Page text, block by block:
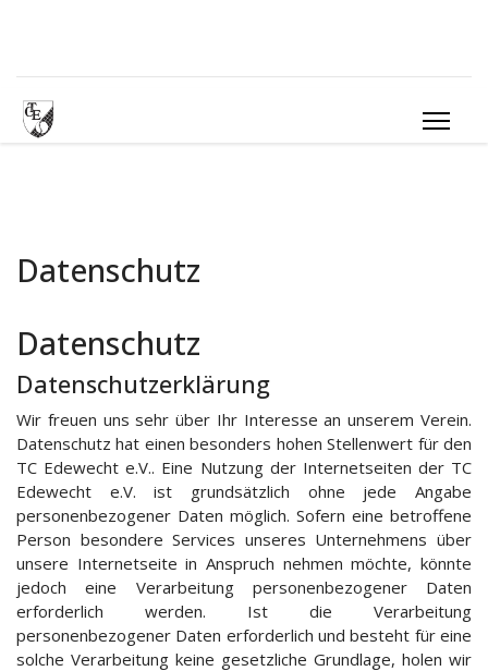
Datenschutz
Datenschutz
Datenschutzerklärung
Wir freuen uns sehr über Ihr Interesse an unserem Verein.
Datenschutz hat einen besonders hohen Stellenwert für den
TC Edewecht e.V.. Eine Nutzung der Internetseiten der TC
Edewecht e.V. ist grundsätzlich ohne jede Angabe
personenbezogener Daten möglich. Sofern eine betroffene
Person besondere Services unseres Unternehmens über
unsere Internetseite in Anspruch nehmen möchte, könnte
jedoch eine Verarbeitung personenbezogener Daten
erforderlich werden. Ist die Verarbeitung
personenbezogener Daten erforderlich und besteht für eine
solche Verarbeitung keine gesetzliche Grundlage, holen wir